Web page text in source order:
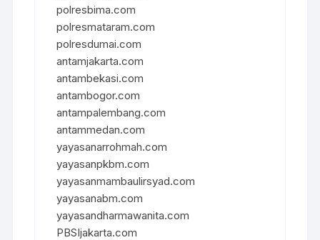
polresbima.com
polresmataram.com
polresdumai.com
antamjakarta.com
antambekasi.com
antambogor.com
antampalembang.com
antammedan.com
yayasanarrohmah.com
yayasanpkbm.com
yayasanmambaulirsyad.com
yayasanabm.com
yayasandharmawanita.com
PBSIjakarta.com